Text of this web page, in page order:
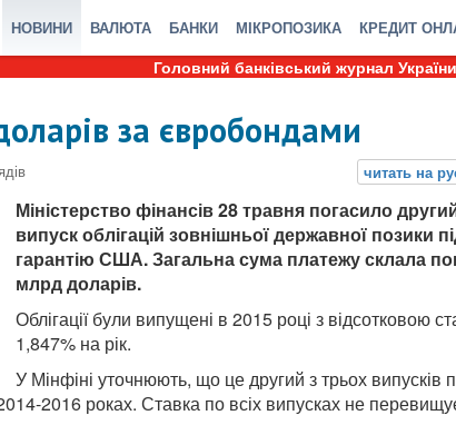
НОВИНИ ВАЛЮТА БАНКИ МІКРОПОЗИКА КРЕДИТ
Головний банківський журнал України
за євробондами
Міністерство фінансів 28 травня погасило
випуск облігацій зовнішньої державної позики
гарантію США. Загальна сума платежу склала
млрд доларів.
Облігації були випущені в 2015 році з відсотковою
1,847% на рік.
У Мінфіні уточнюють, що це другий з трьох випусків
2016 роках. Ставка по всіх випусках не